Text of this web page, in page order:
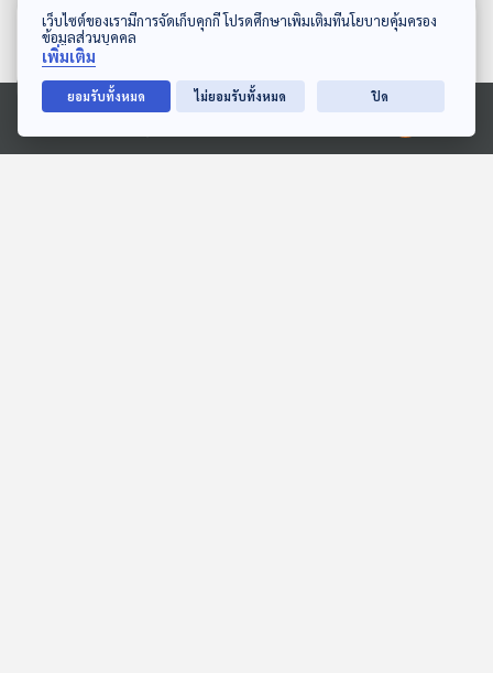
ดาวน์โหลด Thai PBS Podcast Application
Ⓒ 2020 องค์การกระจายเสียงและแพร่ภาพสาธารณะแห่งประเทศไทย
ตอนที่เกี่ยวข้อง
เว็บไซต์ของเรามีการจัดเก็บคุกกี้ โปรดศึกษาเพิ่มเติมที่นโยบายคุ้มครอง
ข้อมูลส่วนบุคคล
เพิ่มเติม
ยอมรับทั้งหมด ไม่ยอมรับทั้งหมด ปิด